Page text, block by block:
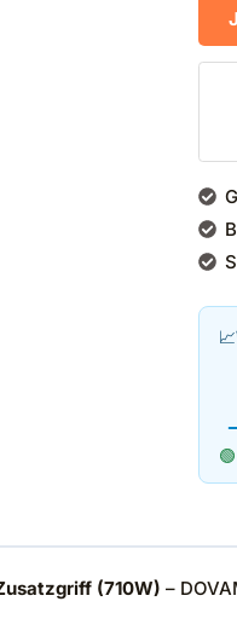
📈
🟢
(710W) –